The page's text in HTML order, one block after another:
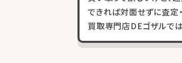
できれば対面せずに査定
買取専門店DEゴザルでは